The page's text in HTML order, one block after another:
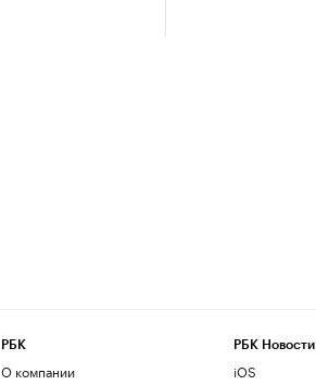
РБК
О компании
РБК Новости
iOS